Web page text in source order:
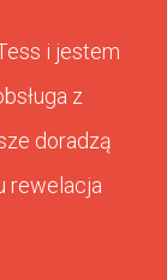
i jestem
z
doradzą
rewelacja